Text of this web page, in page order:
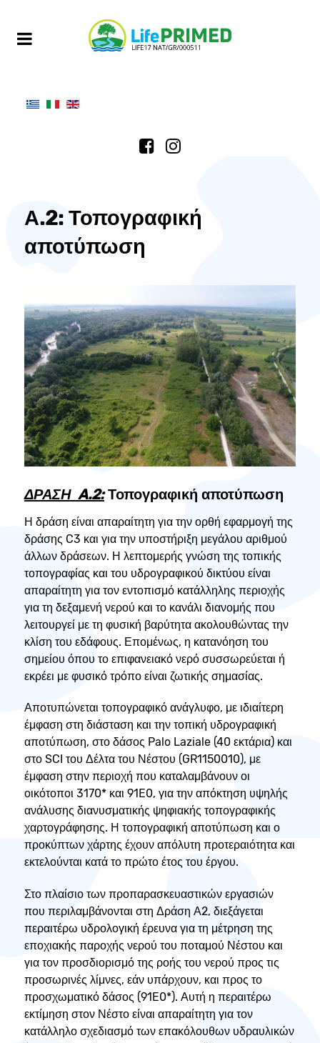
Α.2: Τοπογραφική
αποτύπωση
ΔΡΑΣΗ A.2:Τοπογραφική αποτύπωση
Η δράση είναι απαραίτητη για την ορθή εφαρμογή της
δράσης C3 και για την υποστήριξη μεγάλου αριθμού
άλλων δράσεων. Η λεπτομερής γνώση της τοπικής
τοπογραφίας και του υδρογραφικού δικτύου είναι
απαραίτητη για τον εντοπισμό κατάλληλης περιοχής
για τη δεξαμενή νερού και το κανάλι διανομής που
λειτουργεί με τη φυσική βαρύτητα ακολουθώντας την
κλίση του εδάφους. Επομένως, η κατανόηση του
σημείου όπου το επιφανειακό νερό συσσωρεύεται ή
εκρέει με φυσικό τρόπο είναι ζωτικής σημασίας.
Αποτυπώνεται τοπογραφικό ανάγλυφο, με ιδιαίτερη
έμφαση στη διάσταση και την τοπική υδρογραφική
αποτύπωση, στο δάσος Palo Laziale (40 εκτάρια) και
στο SCI του Δέλτα του Νέστου (GR1150010), με
έμφαση στην περιοχή που καταλαμβάνουν οι
οικότοποι 3170* και 91E0, για την απόκτηση υψηλής
ανάλυσης διανυσματικής ψηφιακής τοπογραφικής
χαρτογράφησης. Η τοπογραφική αποτύπωση και ο
προκύπτων χάρτης έχουν απόλυτη προτεραιότητα και
εκτελούνται κατά το πρώτο έτος του έργου.
Στο πλαίσιο των προπαρασκευαστικών εργασιών
που περιλαμβάνονται στη Δράση Α2, διεξάγεται
περαιτέρω υδρολογική έρευνα για τη μέτρηση της
εποχιακής παροχής νερού του ποταμού Νέστου και
για τον προσδιορισμό της ροής του νερού προς τις
προσωρινές λίμνες, εάν υπάρχουν, και προς το
προσχωματικό δάσος (91E0*). Αυτή η περαιτέρω
εκτίμηση στον Νέστο είναι απαραίτητη για τον
κατάλληλο σχεδιασμό των επακόλουθων υδραυλικών